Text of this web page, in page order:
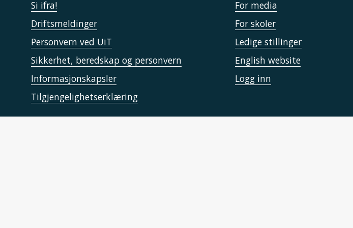
Si ifra!
Driftsmeldinger
Personvern ved UiT
Sikkerhet, beredskap og personvern
Informasjonskapsler
Tilgjengelighetserklæring
For media
For skoler
Ledige stillinger
English website
Logg inn